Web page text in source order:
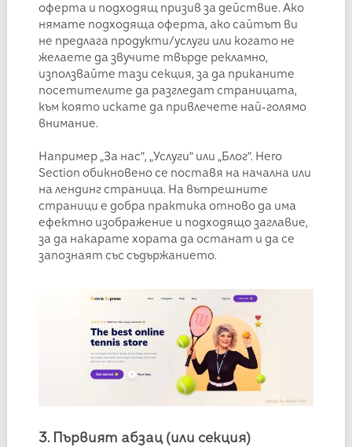
оферта и подходящ призив за действие. Ако
нямате подходяща оферта, ако сайтът ви
не предлага продукти/услуги или когато не
желаете да звучите твърде рекламно,
използвайте тази секция, за да приканите
посетителите да разгледат страницата,
към която искате да привлечете най-голямо
внимание.
Например „За нас”, „Услуги” или „Блог”. Hero
Section обикновено се поставя на начална или
на лендинг страница. На вътрешните
страници е добра практика отново да има
ефектно изображение и подходящо заглавие,
за да накарате хората да останат и да се
запознаят със съдържанието.
3. Първият абзац (или секция)